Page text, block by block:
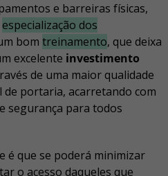
e barreiras físicas,
especialização dos
bom treinamento, que deixa
excelente investimento
de uma maior qualidade
de portaria, acarretando com
segurança para todos
é que se poderá minimizar
o acesso daqueles que